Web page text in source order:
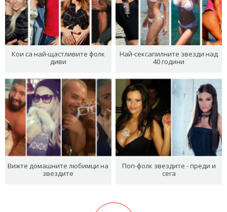
Кои са най-щастливите фолк
диви
Най-сексапилните звезди над
40 години
Вижте домашните любимци на
звездите
Поп-фолк звездите - преди и
сега